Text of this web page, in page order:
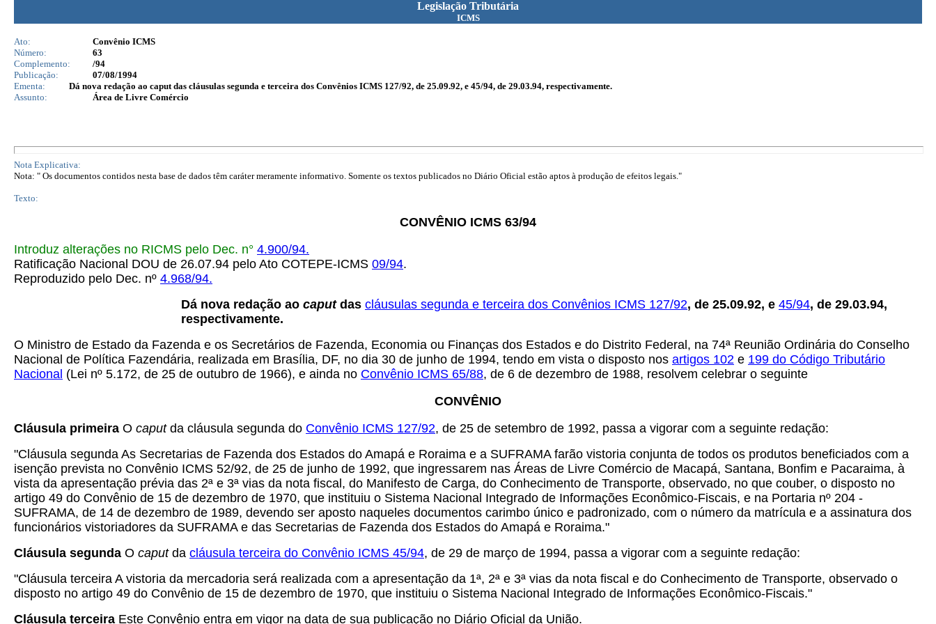
Legislação Tributária
ICMS
Ato:
Convênio ICMS
Número:
63
Complemento:
/94
Publicação:
07/08/1994
Ementa:
Dá nova redação ao caput das cláusulas segunda e terceira dos Convênios ICMS 127/92, de 25.09.92, e 45/94, de 29.03.94, respectivamente.
Assunto:
Área de Livre Comércio
Nota Explicativa:
Nota: " Os documentos contidos nesta base de dados têm caráter meramente informativo. Somente os textos publicados no Diário Oficial estão aptos à produção de efeitos legais."
Texto:
CONVÊNIO ICMS 63/94
Introduz alterações no RICMS pelo Dec. n° 4.900/94.
Ratificação Nacional DOU de 26.07.94 pelo Ato COTEPE-ICMS 09/94.
Reproduzido pelo Dec. nº 4.968/94.
Dá nova redação ao caput das cláusulas segunda e terceira dos Convênios ICMS 127/92, de 25.09.92, e 45/94, de 29.03.94,
respectivamente.
O Ministro de Estado da Fazenda e os Secretários de Fazenda, Economia ou Finanças dos Estados e do Distrito Federal, na 74ª Reunião Ordinária do Conselho
Nacional de Política Fazendária, realizada em Brasília, DF, no dia 30 de junho de 1994, tendo em vista o disposto nos artigos 102 e 199 do Código Tributário
Nacional (Lei nº 5.172, de 25 de outubro de 1966), e ainda no Convênio ICMS 65/88, de 6 de dezembro de 1988, resolvem celebrar o seguinte
CONVÊNIO
Cláusula primeira O caput da cláusula segunda do Convênio ICMS 127/92, de 25 de setembro de 1992, passa a vigorar com a seguinte redação:
"Cláusula segunda As Secretarias de Fazenda dos Estados do Amapá e Roraima e a SUFRAMA farão vistoria conjunta de todos os produtos beneficiados com a
isenção prevista no Convênio ICMS 52/92, de 25 de junho de 1992, que ingressarem nas Áreas de Livre Comércio de Macapá, Santana, Bonfim e Pacaraima, à
vista da apresentação prévia das 2ª e 3ª vias da nota fiscal, do Manifesto de Carga, do Conhecimento de Transporte, observado, no que couber, o disposto no
artigo 49 do Convênio de 15 de dezembro de 1970, que instituiu o Sistema Nacional Integrado de Informações Econômico-Fiscais, e na Portaria nº 204 -
SUFRAMA, de 14 de dezembro de 1989, devendo ser aposto naqueles documentos carimbo único e padronizado, com o número da matrícula e a assinatura dos
funcionários vistoriadores da SUFRAMA e das Secretarias de Fazenda dos Estados do Amapá e Roraima."
Cláusula segunda O caput da cláusula terceira do Convênio ICMS 45/94, de 29 de março de 1994, passa a vigorar com a seguinte redação:
"Cláusula terceira A vistoria da mercadoria será realizada com a apresentação da 1ª, 2ª e 3ª vias da nota fiscal e do Conhecimento de Transporte, observado o
disposto no artigo 49 do Convênio de 15 de dezembro de 1970, que instituiu o Sistema Nacional Integrado de Informações Econômico-Fiscais."
Cláusula terceira Este Convênio entra em vigor na data de sua publicação no Diário Oficial da União.